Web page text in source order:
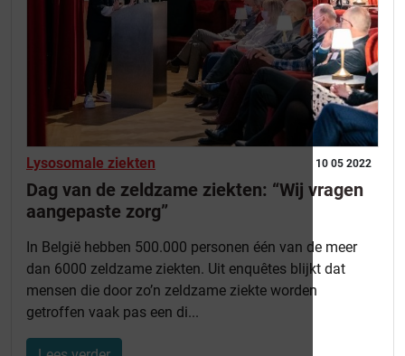
10 05 2022
Lysosomale ziekten
Dag van de zeldzame ziekten: “Wij vragen
aangepaste zorg”
In België hebben 500.000 personen één van de meer
dan 6000 zeldzame ziekten. Uit enquêtes blijkt dat
mensen die door zo’n zeldzame ziekte worden
getroffen vaak pas een di...